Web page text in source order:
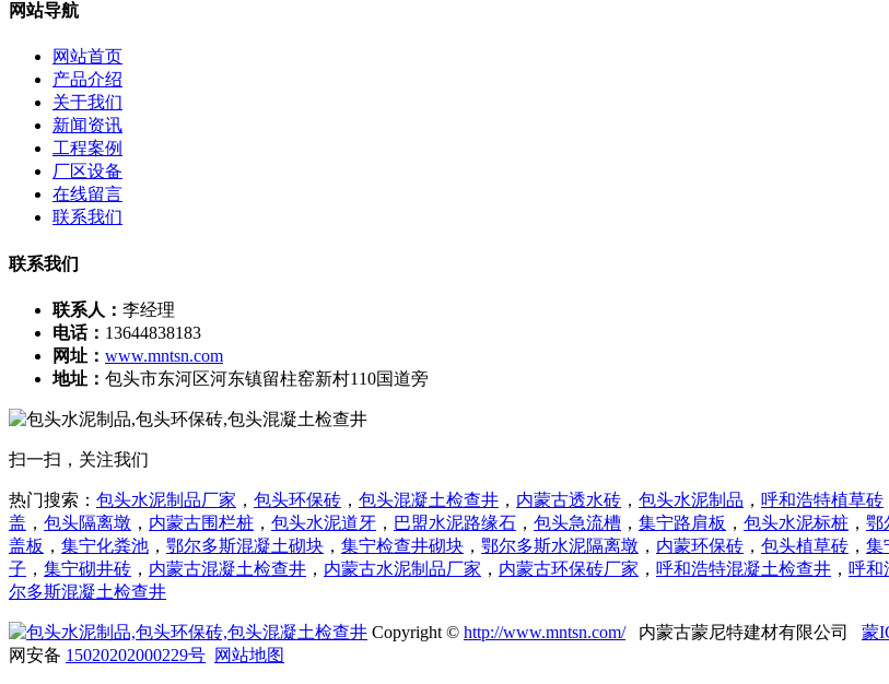
网站导航
网站首页
产品介绍
关于我们
新闻资讯
工程案例
厂区设备
在线留言
联系我们
联系我们
联系人： 李经理
电话： 13644838183
网址： www.mntsn.com
地址： 包头市东河区河东镇留柱窑新村110国道旁
扫一扫，关注我们
热门搜索： 包头水泥制品厂家 ， 包头环保砖 ， 包头混凝土检查井 ， 内蒙古透水砖 ， 包头水泥制品 ， 呼和浩特植草砖
盖 ， 包头隔离墩 ， 内蒙古围栏桩 ， 包头水泥道牙 ， 巴盟水泥路缘石 ， 包头急流槽 ， 集宁路肩板 ， 包头水泥标桩 ， 鄂
盖板 ， 集宁化粪池 ， 鄂尔多斯混凝土砌块 ， 集宁检查井砌块 ， 鄂尔多斯水泥隔离墩 ， 内蒙环保砖 ， 包头植草砖 ， 集
子 ， 集宁砌井砖 ， 内蒙古混凝土检查井 ， 内蒙古水泥制品厂家 ， 内蒙古环保砖厂家 ， 呼和浩特混凝土检查井 ， 呼和
尔多斯混凝土检查井
Copyright © http://www.mntsn.com/内蒙古蒙尼特建材有限公司 蒙
网安备 15020202000229号 网站地图